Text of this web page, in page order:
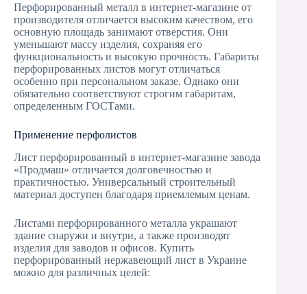
Перфорированный металл в интернет-магазине ​ от
производителя отличается высоким качеством, его
основную площадь занимают отверстия. Они
уменьшают массу изделия, сохраняя его
функциональность и высокую прочность. Габариты
перфорированных листов могут отличаться
особенно при персональном заказе. Однако они
обязательно соответствуют строгим габаритам,
определенным ГОСТами.
Применение перфолистов
Лист перфорированный в интернет-магазине ​ завода
«Продмаш» отличается долговечностью и
практичностью. Универсальный строительный
материал доступен благодаря приемлемым ценам.
Листами перфорированного металла украшают
здание снаружи и внутри, а также производят
изделия для заводов и офисов.​ Купить
перфорированный нержавеющий лист в Украине
можно для различных целей: